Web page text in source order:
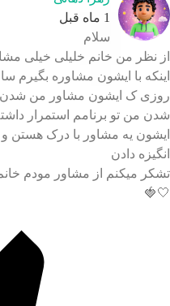
سلام
نظر من خانم خلیلی خیلی
با ایشون مشاوره بگیرم
ک ایشون مشاور من شدن
من تو برنامم استمرار
یه مشاور با درک هستن و
دادن
میکنم از مشاور مودم خانم